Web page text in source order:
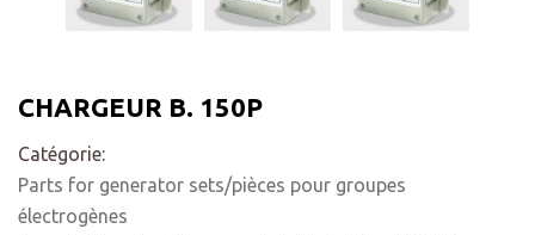
CHARGEUR B. 150P
Catégorie:
Parts for generator sets/pièces pour groupes
électrogènes